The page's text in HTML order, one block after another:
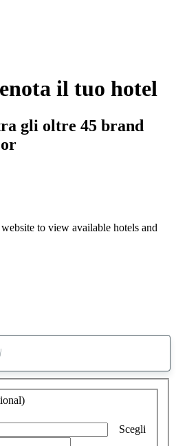
il tuo hotel
gli oltre 45 brand
to view available hotels and
suggerimento
trovato
Scegli